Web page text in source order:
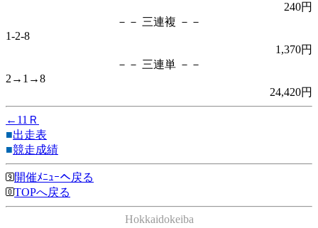
240円
－－ 三連複 －－
1-2-8
1,370円
－－ 三連単 －－
2→1→8
24,420円
←11Ｒ
■出走表
■競走成績
開催ﾒﾆｭｰへ戻る
TOPへ戻る
Hokkaidokeiba